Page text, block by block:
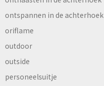
ontspannen in de achterhoek
oriflame
outdoor
outside
personeelsuitje